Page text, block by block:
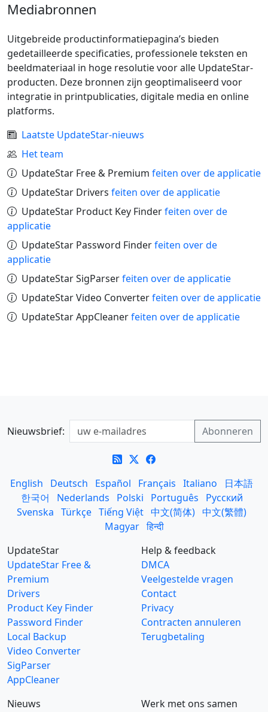
Mediabronnen
Uitgebreide productinformatiepagina’s bieden
gedetailleerde specificaties, professionele teksten en
beeldmateriaal in hoge resolutie voor alle UpdateStar-
producten. Deze bronnen zijn geoptimaliseerd voor
integratie in printpublicaties, digitale media en online
platforms.
Laatste UpdateStar-nieuws
Het team
UpdateStar Free & Premium feiten over de applicatie
UpdateStar Drivers feiten over de applicatie
UpdateStar Product Key Finderfeiten over de
applicatie
UpdateStar Password Finderfeiten over de
applicatie
UpdateStar SigParserfeiten over de applicatie
UpdateStar Video Converterfeiten over de applicatie
UpdateStar AppCleanerfeiten over de applicatie
Nieuwsbrief:
English Deutsch Español Français Italiano
日本語
한국어
Nederlands Polski Português
Русский
Svenska Türkçe Tiếng Việt 中文(简体) 中文(繁體)
Magyar हिन्दी
UpdateStar
UpdateStar Free &
Premium
Drivers
Product Key Finder
Password Finder
Local Backup
Video Converter
SigParser
AppCleaner
Help & feedback
DMCA
Veelgestelde vragen
Contact
Privacy
Contracten annuleren
Terugbetaling
Nieuws
Werk met ons samen